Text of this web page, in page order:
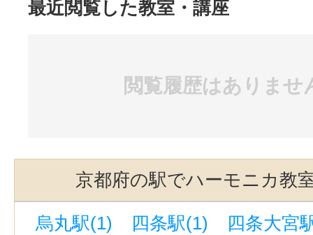
最近閲覧した教室・講座
閲覧履歴はありませ
京都府の駅でハーモニカ教
烏丸駅(1) 四条駅(1)
四条大宮